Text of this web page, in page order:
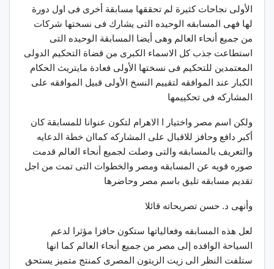
الأولى نجاحات كثيرة لم تحققها مسابقة أخرى فى اول دورة
لها فهى المسابقه الوحيده التى يشارك فى نسختها شركات
من جميع أنحاء العالم وهى أيضا المسابقة الوحيده التى
استطاعت جذب كل الاسماء الكبرى من قضاة التحكيم الدولى
المعتمدين للتحكيم فى نسختها الأولى فعادة مايتريث الحكام
الكبار عند الموافقه لتقييم النسخ الأولى قبيل الموافقه على
المشاركه فى تحكييمها
ولكن اسم مصر واختيار ا الاهرام لتكون عنوانا للمسابقة كان
أكبر دافع وحافز للاقبال على المشاركه كماان خطة الدعايه
والتعريف بالمسابقه والتى وصلت لجميع أنحاء العالم قدمت
صوره قويه عن المسابقه ومصر والخطوات التى تمت من اجل
تقديم مسابقه تليق باسم مصر وحاضرها
وأنهى د. حسن تصريحاته قائلا
لعل هذه المسابقه وفعالياتها ستكون حافزا مؤثرا لدعم
السياحة الوافده إلى مصر من جميع أنحاء العالم كما انها
ستلفت النظر الى زيت الزيتون المصرى كمنتج متميز يستحق